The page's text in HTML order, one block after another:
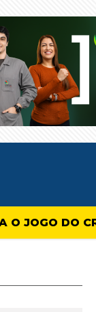
O JOGO DO